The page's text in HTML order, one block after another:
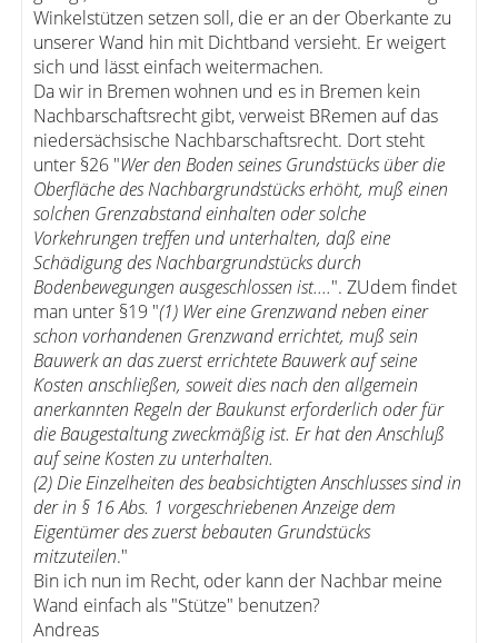
Winkelstützen setzen soll, die er an der Oberkante zu
unserer Wand hin mit Dichtband versieht. Er weigert
sich und lässt einfach weitermachen.
Da wir in Bremen wohnen und es in Bremen kein
Nachbarschaftsrecht gibt, verweist BRemen auf das
niedersächsische Nachbarschaftsrecht. Dort steht
unter §26 "Wer den Boden seines Grundstücks über die
Oberfläche des Nachbargrundstücks erhöht, muß einen
solchen Grenzabstand einhalten oder solche
Vorkehrungen treffen und unterhalten, daß eine
Schädigung des Nachbargrundstücks durch
Bodenbewegungen ausgeschlossen ist....". ZUdem findet
man unter §19 "(1) Wer eine Grenzwand neben einer
schon vorhandenen Grenzwand errichtet, muß sein
Bauwerk an das zuerst errichtete Bauwerk auf seine
Kosten anschließen, soweit dies nach den allgemein
anerkannten Regeln der Baukunst erforderlich oder für
die Baugestaltung zweckmäßig ist. Er hat den Anschluß
auf seine Kosten zu unterhalten.
(2) Die Einzelheiten des beabsichtigten Anschlusses sind in
der in § 16 Abs. 1 vorgeschriebenen Anzeige dem
Eigentümer des zuerst bebauten Grundstücks
mitzuteilen."
Bin ich nun im Recht, oder kann der Nachbar meine
Wand einfach als "Stütze" benutzen?
Andreas